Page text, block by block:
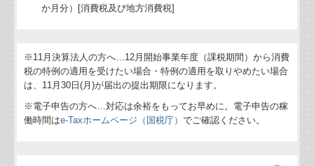
か月分）[消費税及び地方消費税]
※11月決算法人の方へ…12月開始事業年度（課税期間）から消費
税の特例の適用を受けたい場合・特例の適用を取りやめたい場合
は、11月30日(月)が届出の提出期限になります。
※電子申告の方へ…対応は余裕をもってお早めに。電子申告の稼
働時間はe-Taxホームページ（国税庁）でご確認ください。